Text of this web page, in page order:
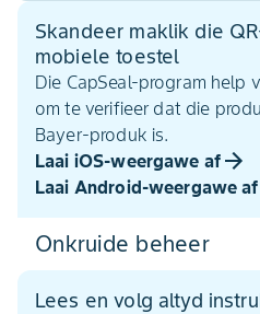
Skandeer maklik die
mobiele toestel
Die CapSeal-program help
om te verifieer dat die
Bayer-produk is.
Laai iOS-weergawe af
Laai Android-weergawe af
Onkruide beheer
Lees en volg altyd